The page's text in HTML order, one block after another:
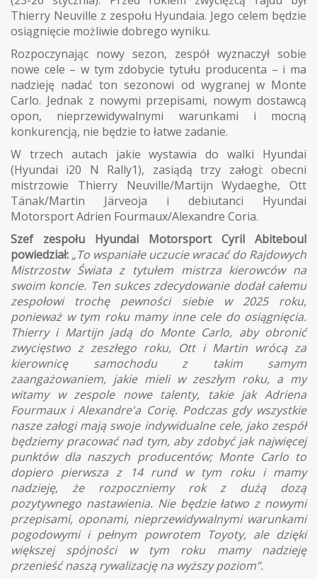
Thierry Neuville z zespołu Hyundaia. Jego celem będzie
osiągnięcie możliwie dobrego wyniku.
Rozpoczynając nowy sezon, zespół wyznaczył sobie
nowe cele – w tym zdobycie tytułu producenta – i ma
nadzieję nadać ton sezonowi od wygranej w Monte
Carlo. Jednak z nowymi przepisami, nowym dostawcą
opon, nieprzewidywalnymi warunkami i mocną
konkurencją, nie będzie to łatwe zadanie.
W trzech autach jakie wystawia do walki Hyundai
(Hyundai i20 N Rally1), zasiądą trzy załogi: obecni
mistrzowie Thierry Neuville/Martijn Wydaeghe, Ott
Tänak/Martin Järveoja i debiutanci Hyundai
Motorsport Adrien Fourmaux/Alexandre Coria.
Szef zespołu Hyundai Motorsport Cyril Abiteboul
powiedział: „To wspaniałe uczucie wracać do Rajdowych
Mistrzostw Świata z tytułem mistrza kierowców na
swoim koncie. Ten sukces zdecydowanie dodał całemu
zespołowi trochę pewności siebie w 2025 roku,
ponieważ w tym roku mamy inne cele do osiągnięcia.
Thierry i Martijn jadą do Monte Carlo, aby obronić
zwycięstwo z zeszłego roku, Ott i Martin wrócą za
kierownicę samochodu z takim samym
zaangażowaniem, jakie mieli w zeszłym roku, a my
witamy w zespole nowe talenty, takie jak Adriena
Fourmaux i Alexandre'a Corię. Podczas gdy wszystkie
nasze załogi mają swoje indywidualne cele, jako zespół
będziemy pracować nad tym, aby zdobyć jak najwięcej
punktów dla naszych producentów; Monte Carlo to
dopiero pierwsza z 14 rund w tym roku i mamy
nadzieję, że rozpoczniemy rok z dużą dozą
pozytywnego nastawienia. Nie będzie łatwo z nowymi
przepisami, oponami, nieprzewidywalnymi warunkami
pogodowymi i pełnym powrotem Toyoty, ale dzięki
większej spójności w tym roku mamy nadzieję
przenieść naszą rywalizację na wyższy poziom”.